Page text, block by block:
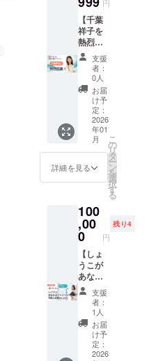
ます。
※国内発
送のみ
に対応
してい
ます。
金を守
る７つ
の習
慣」 ・
きずな
出版 ・
著者：
千葉祥
子 ・
「ドイ
ツ人の
すごい
リー
ダー
シッ
プ」 ・
すばる
者：西
村栄基
※書籍は
発売次
第、順
次発送
いたし
ます。
※国内発
送のみ
に対
応。
出版 ・
著者：
千葉祥
子 ※書
籍は発
売次
第、順
次発送
いたし
ます。
※国内発
送のみ
に対応
してい
ます。
送のみ
に対応
してい
ます。
購入者
様のご
希望に
合わせ
てご相
談の上
で決定
いたし
ます。
（※公序
良俗に
反する
内容は
お受け
せん）
しょう
間と一
緒に楽
しいひ
と時を
過ごし
たい方
におす
すめの
企画で
す！
▼▼▼
リター
ン詳細
演の
テーマ
は、 お
金・願
望実
現・話
し方・
聞き
方・人
間関係
など、
購入者
様のご
合わせ
てご相
いたし
ます。
（※公序
良俗に
反する
内容は
お受け
できま
せん）
しょう
こを招
いて仲
間と一
緒に楽
礼の動
画メッ
セージ
をメー
ルでお
送りし
ます。
◆お礼
の動画
メッ
セージ
・収録
時間：
７分間
・提供
メール
にてお
知らせ
しま
す。 ◆
サイン
本1冊付
【書籍
概要】
・『奪
われな
い！お
金を守
る７つ
リター
ンがど
うとか
ではな
く、全
力で応
援して
いただ
ける方
向けに
なりま
す！ ※
ご支援
いただ
いた方
お礼の
動画
メッ
セージ
をメー
ルでお
送りし
ます。
※このリ
ターン
は【千
葉祥子
を心か
ら応援
円
【千葉
祥子を
熱烈応
援する
権
利！】
しょう
こを熱
烈応援
いただ
ける
方、本
当に本
当にあ
りがと
うござ
す！！
感謝感
激で
す！！
リター
ンがど
うとか
ではな
く、全
力で応
援して
いただ
ける方
向けに
支援
者：
0人
お届
け予
定：
2026
年01
月
詳細を見る
こ
の
リ
タ
ー
ン
を
選
択
す
る
100
,00
0 円
残り4
【しょ
うこが
あなた
のリア
ルイベ
ントの
司会と
応援を
しま
す。(サ
支援
者：
1人
お届
け予
定：
2026